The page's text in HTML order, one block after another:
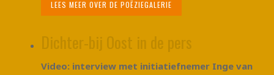
LEES MEER OVER DE POËZIEGALERIE
Dichter-bij Oost in de pers
Video: interview met initiatiefnemer Inge van